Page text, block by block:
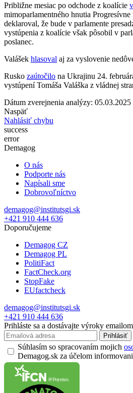
Približne mesiac po odchode z koalície
mimoparlamentného hnutia
deklaroval, že bude v parlamente
vystúpenia z koalície však pôsobil v
poslanec.
Valášek hlasoval aj za vyslovenie
Rusko zaútočilo na Ukrajinu 24.
vystúpení Tomáša Valáška z vládnej
Dátum zverejnenia analýzy: 05.03.2025
Naspäť
Nahlásiť chybu
success
error
Demagog
O nás
Podporte nás
Napísali sme
Dobrovoľníctvo
demagog@institutsgi.sk
+421 910 444 636
Doporučujeme
Demagog CZ
Demagog PL
PolitiFact
FactCheck.org
StopFake
EUfactcheck
demagog@institutsgi.sk
+421 910 444 636
Prihláste sa a dostávajte výroky emailom
Prihlásiť
Súhlasím so spracovaním mojich
Demagog.sk za účelom